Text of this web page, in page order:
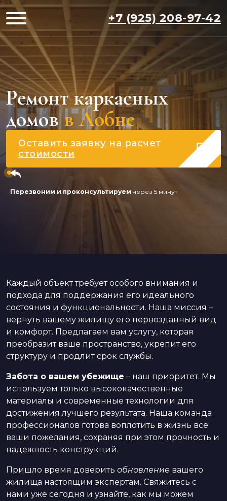
+7 (925) 208-97-42
Ремонт каркасных
домов в Лобне
Оставить заявку на расчет
стоимости
Перезвоним и проконсультируем через 5 минут
Каждый объект требует особого внимания и
подхода для поддержания его идеального
состояния и функциональности. Наша миссия –
вернуть вашему жилищу его первозданный вид
и комфорт. Предлагаем вам услугу, которая
преобразит ваше пространство, укрепит его
структуру и продлит срок службы.
Забота о вашем убежище – наш приоритет. Мы
используем только высококачественные
материалы и современные технологии для
достижения лучшего результата. Наша команда
профессионалов готова воплотить в жизнь все
ваши пожелания, сохраняя при этом прочность и
надежность конструкций.
Пришло время доверить обновление вашего
жилища настоящим экспертам. Свяжитесь с
нами уже сегодня и узнайте, как мы можем